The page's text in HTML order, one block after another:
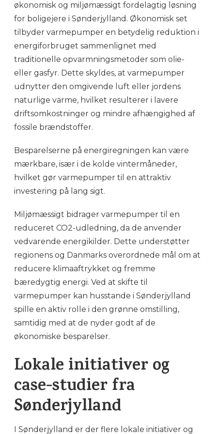
økonomisk og miljømæssigt fordelagtig løsning
for boligejere i Sønderjylland. Økonomisk set
tilbyder varmepumper en betydelig reduktion i
energiforbruget sammenlignet med
traditionelle opvarmningsmetoder som olie-
eller gasfyr. Dette skyldes, at varmepumper
udnytter den omgivende luft eller jordens
naturlige varme, hvilket resulterer i lavere
driftsomkostninger og mindre afhængighed af
fossile brændstoffer.
Besparelserne på energiregningen kan være
mærkbare, især i de kolde vintermåneder,
hvilket gør varmepumper til en attraktiv
investering på lang sigt.
Miljømæssigt bidrager varmepumper til en
reduceret CO2-udledning, da de anvender
vedvarende energikilder. Dette understøtter
regionens og Danmarks overordnede mål om at
reducere klimaaftrykket og fremme
bæredygtig energi. Ved at skifte til
varmepumper kan husstande i Sønderjylland
spille en aktiv rolle i den grønne omstilling,
samtidig med at de nyder godt af de
økonomiske besparelser.
Lokale initiativer og
case-studier fra
Sønderjylland
I Sønderjylland er der flere lokale initiativer og